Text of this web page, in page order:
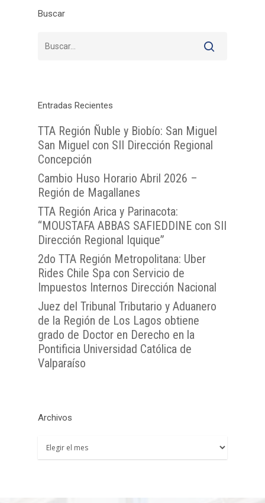
Buscar
Entradas Recientes
TTA Región Ñuble y Biobío: San Miguel
San Miguel con SII Dirección Regional
Concepción
Cambio Huso Horario Abril 2026 –
Región de Magallanes
TTA Región Arica y Parinacota:
“MOUSTAFA ABBAS SAFIEDDINE con SII
Dirección Regional Iquique”
2do TTA Región Metropolitana: Uber
Rides Chile Spa con Servicio de
Impuestos Internos Dirección Nacional
Juez del Tribunal Tributario y Aduanero
de la Región de Los Lagos obtiene
grado de Doctor en Derecho en la
Pontificia Universidad Católica de
Valparaíso
Archivos
Archivos
TTA de la Región
TTA de la Región de
Magallanes y la
Chilena